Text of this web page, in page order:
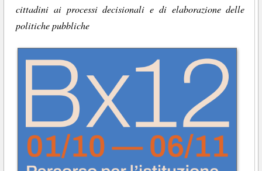
cittadini ai processi decisionali e di elaborazione delle
politiche pubbliche